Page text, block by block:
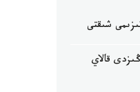
شىقتى
قالاي